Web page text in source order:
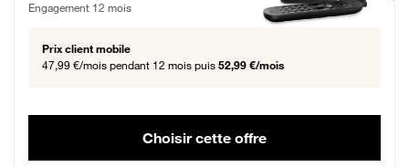
Engagement 12 mois
Prix client mobile
47,99 €/mois pendant 12 mois puis 52,99 €/mois
Choisir cette offre